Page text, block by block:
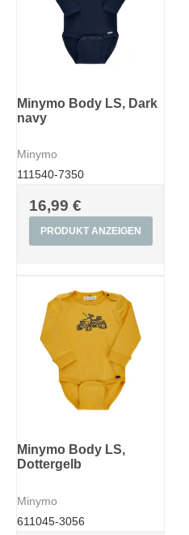
Minymo Body LS, Dark
navy
Minymo
111540-7350
16,99 €
PRODUKT ANZEIGEN
Minymo Body LS,
Dottergelb
Minymo
611045-3056